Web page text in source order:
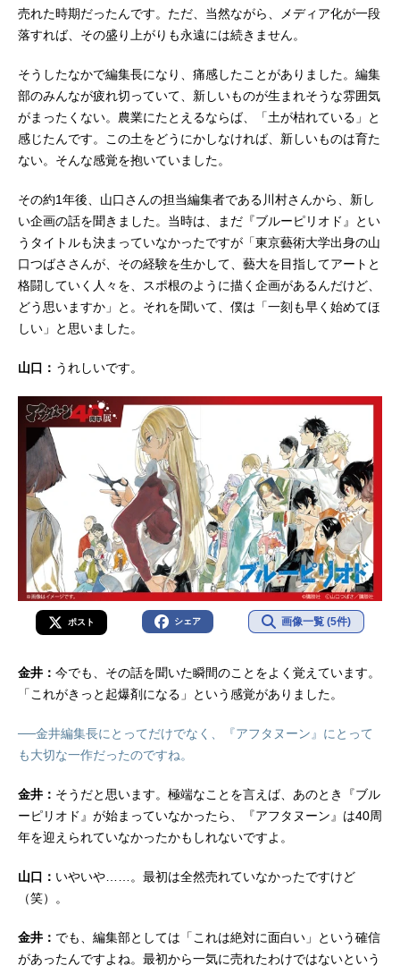
売れた時期だったんです。ただ、当然ながら、メディア化が一段
落すれば、その盛り上がりも永遠には続きません。
そうしたなかで編集長になり、痛感したことがありました。編集
部のみんなが疲れ切っていて、新しいものが生まれそうな雰囲気
がまったくない。農業にたとえるならば、「土が枯れている」と
感じたんです。この土をどうにかしなければ、新しいものは育た
ない。そんな感覚を抱いていました。
その約1年後、山口さんの担当編集者である川村さんから、新し
い企画の話を聞きました。当時は、まだ『ブルーピリオド』とい
うタイトルも決まっていなかったですが「東京藝術大学出身の山
口つばささんが、その経験を生かして、藝大を目指してアートと
格闘していく人々を、スポ根のように描く企画があるんだけど、
どう思いますか」と。それを聞いて、僕は「一刻も早く始めてほ
しい」と思いました。
山口： うれしいです。
ポスト シェア 画像一覧 (5件)
金井： 今でも、その話を聞いた瞬間のことをよく覚えています。
「これがきっと起爆剤になる」という感覚がありました。
──金井編集長にとってだけでなく、『アフタヌーン』にとって
も大切な一作だったのですね。
金井： そうだと思います。極端なことを言えば、あのとき『ブル
ーピリオド』が始まっていなかったら、『アフタヌーン』は40周
年を迎えられていなかったかもしれないですよ。
山口： いやいや……。最初は全然売れていなかったですけど
（笑）。
金井： でも、編集部としては「これは絶対に面白い」という確信
があったんですよね。最初から一気に売れたわけではないという